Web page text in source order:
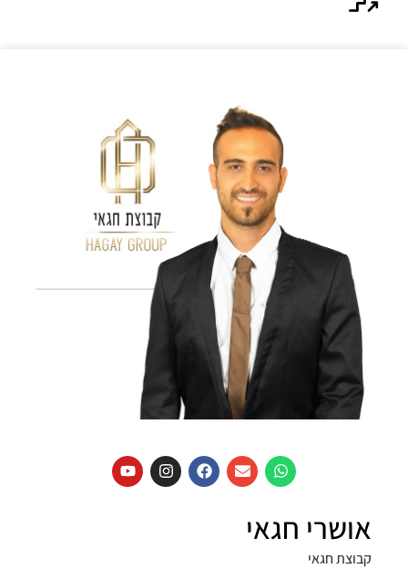
אושרי חגאי
קבוצת חגאי